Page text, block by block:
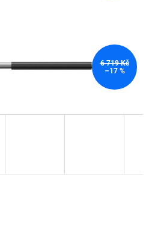
6 719 Kč
–17 %